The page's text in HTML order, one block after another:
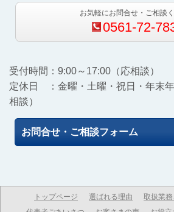
お気軽にお問合せ・ご相談
0561-72-
受付時間：9:00～17:00（応相談）
定休日 ：金曜・土曜・祝日・年末
相談）
お問合せ・ご相談フォーム
トップページ 選ばれる理由 取扱業